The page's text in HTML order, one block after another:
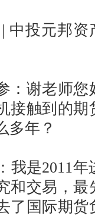
投元邦资
谢老师您
接触到的
多年？
是2011年
和交易，
了国际期